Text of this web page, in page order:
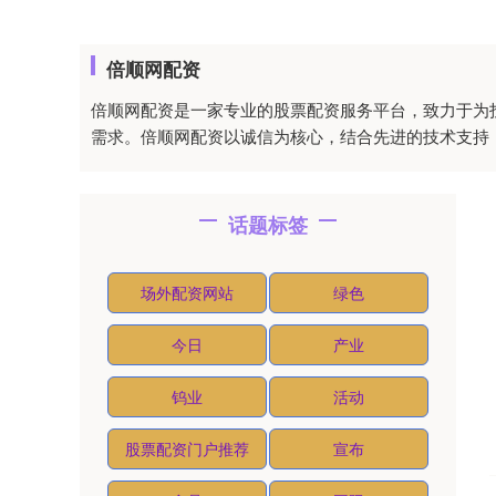
倍顺网配资
倍顺网配资是一家专业的股票配资服务平台，致力于
需求。倍顺网配资以诚信为核心，结合先进的技术支
话题标签
场外配资网站 绿色
今日 产业
钨业 活动
股票配资门户推荐 宣布